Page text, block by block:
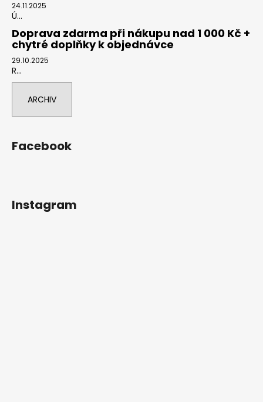
24.11.2025
Ú...
Doprava zdarma při nákupu nad 1 000 Kč +
chytré doplňky k objednávce
29.10.2025
R...
ARCHIV
Facebook
Instagram